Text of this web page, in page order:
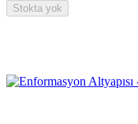
Stokta yok